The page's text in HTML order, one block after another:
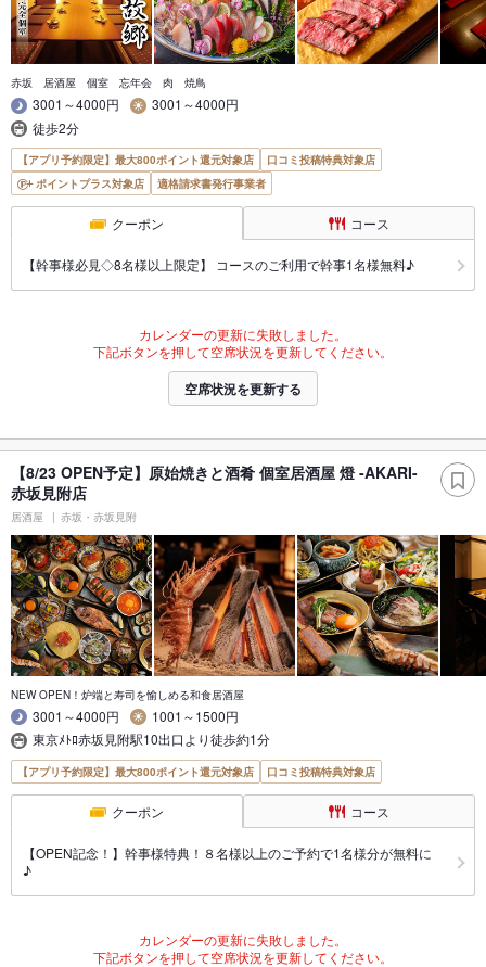
赤坂 居酒屋 個室 忘年会 肉 焼鳥
3001～4000円
3001～4000円
徒歩2分
【アプリ予約限定】最大800ポイント還元対象店
口コミ投稿特典対象店
ポイントプラス対象店
適格請求書発行事業者
クーポン コース
【幹事様必見◇8名様以上限定】 コースのご利用で幹事1名様無料♪
カレンダーの更新に失敗しました。
下記ボタンを押して空席状況を更新してください。
空席状況を更新する
【8/23 OPEN予定】原始焼きと酒肴 個室居酒屋 燈 -AKARI-
赤坂見附店
居酒屋 赤坂・赤坂見附
NEW OPEN！炉端と寿司を愉しめる和食居酒屋
3001～4000円
1001～1500円
東京ﾒﾄﾛ赤坂見附駅10出口より徒歩約1分
【アプリ予約限定】最大800ポイント還元対象店 口コミ投稿特典対象店
クーポン コース
【OPEN記念！】幹事様特典！８名様以上のご予約で1名様分が無料に
♪
カレンダーの更新に失敗しました。
下記ボタンを押して空席状況を更新してください。